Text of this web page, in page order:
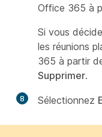
Office 365 à
Si vous
les réunions
365 à partir
Supprimer.
8 Sélectionnez